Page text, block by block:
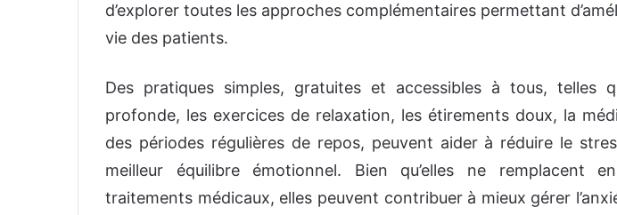
d’explorer toutes les approches complémentaires permettant
vie des patients.
Des pratiques simples, gratuites et accessibles à tous, telles
profonde, les exercices de relaxation, les étirements doux, la
des périodes régulières de repos, peuvent aider à réduire le
meilleur équilibre émotionnel. Bien qu’elles ne remplacent
traitements médicaux, elles peuvent contribuer à mieux gérer